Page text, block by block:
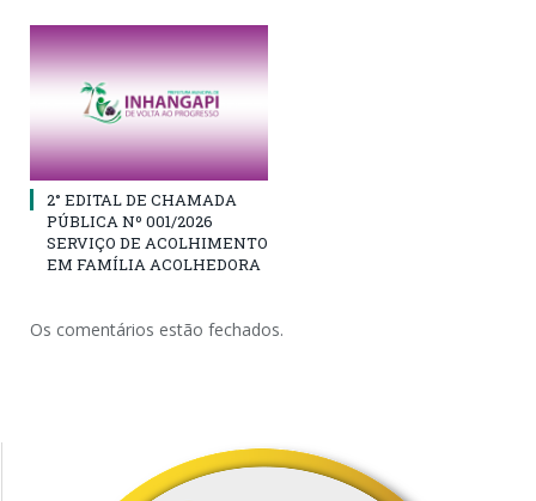
2° EDITAL DE CHAMADA
PÚBLICA Nº 001/2026
SERVIÇO DE ACOLHIMENTO
EM FAMÍLIA ACOLHEDORA
Os comentários estão fechados.